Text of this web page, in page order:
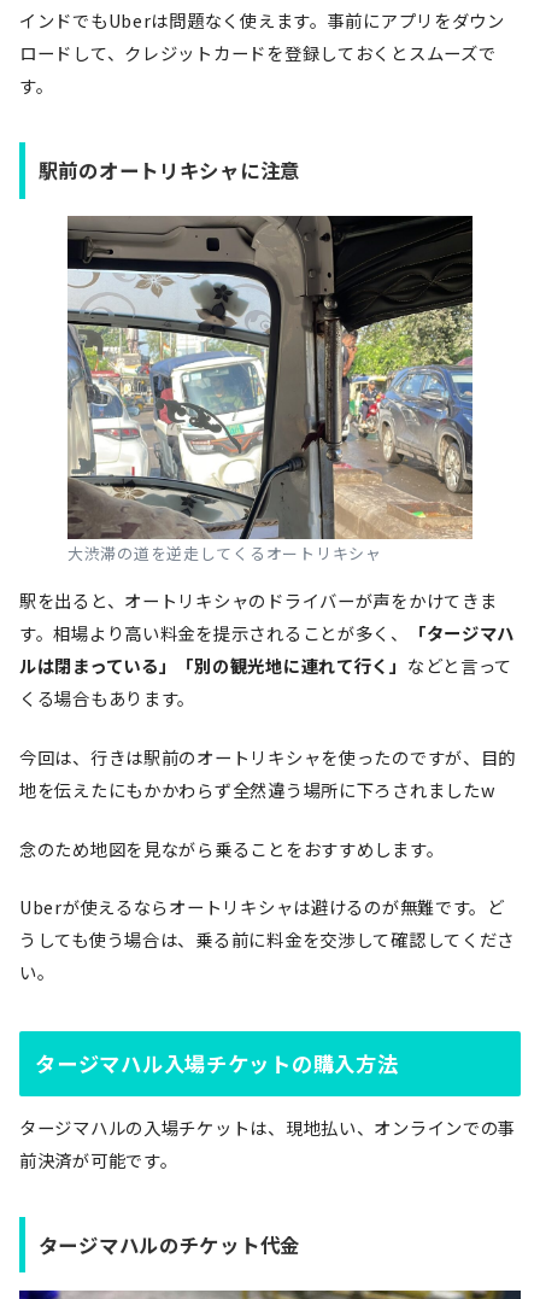
インドでもUberは問題なく使えます。事前にアプリをダウン
ロードして、クレジットカードを登録しておくとスムーズで
す。
駅前のオートリキシャに注意
大渋滞の道を逆走してくるオートリキシャ
駅を出ると、オートリキシャのドライバーが声をかけてきま
す。相場より高い料金を提示されることが多く、
「タージマハ
ルは閉まっている」「別の観光地に連れて行く」 などと言って
くる場合もあります。
今回は、行きは駅前のオートリキシャを使ったのですが、目的
地を伝えたにもかかわらず全然違う場所に下ろされましたw
念のため地図を見ながら乗ることをおすすめします。
Uberが使えるならオートリキシャは避けるのが無難です。ど
うしても使う場合は、乗る前に料金を交渉して確認してくださ
い。
タージマハル入場チケットの購入方法
タージマハルの入場チケットは、現地払い、オンラインでの事
前決済が可能です。
タージマハルのチケット代金